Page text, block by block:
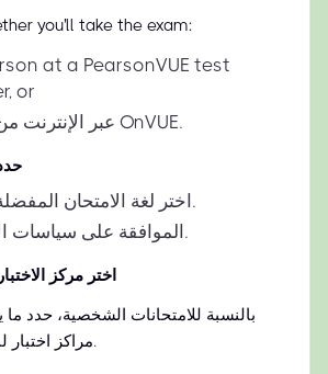
you'll take the exam:
at a PearsonVUE test
or
عبر الإنترنت من خلال OnVUE.
اختر لغة الامتحان المفضلة لديك.
الموافقة على سياسات الاختبار.
اختر مركز
بالنسبة للامتحانات الشخصية، حدد ما
مراكز اختبار لمقارنة التوفر.